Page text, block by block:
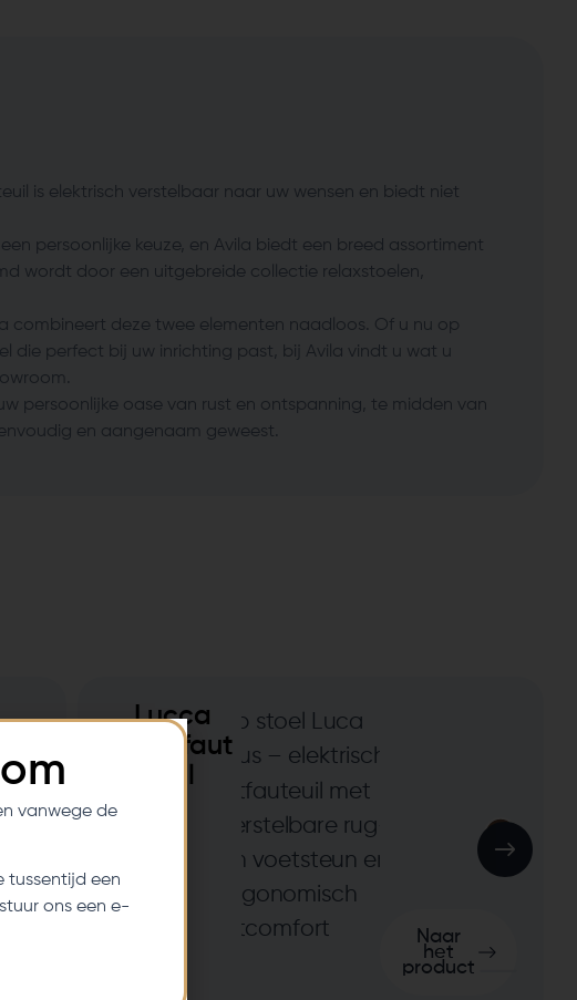
is elektrisch verstelbaar naar uw wensen en biedt niet
persoonlijke keuze, en Avila biedt een breed assortiment
wordt door een uitgebreide collectie relaxstoelen,
combineert deze twee elementen naadloos. Of u nu op
die perfect bij uw inrichting past, bij Avila vindt u wat u
persoonlijke oase van rust en ontspanning, te midden van
en aangenaam geweest.
Lucca
Relaxfaut
euil
Naar
het
product
vanwege de
tussentijd een
ons een e-